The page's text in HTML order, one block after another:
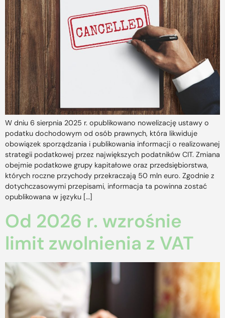
W dniu 6 sierpnia 2025 r. opublikowano nowelizację ustawy o
podatku dochodowym od osób prawnych, która likwiduje
obowiązek sporządzania i publikowania informacji o realizowanej
strategii podatkowej przez największych podatników CIT. Zmiana
obejmie podatkowe grupy kapitałowe oraz przedsiębiorstwa,
których roczne przychody przekraczają 50 mln euro. Zgodnie z
dotychczasowymi przepisami, informacja ta powinna zostać
opublikowana w języku […]
Od 2026 r. wzrośnie
limit zwolnienia z VAT